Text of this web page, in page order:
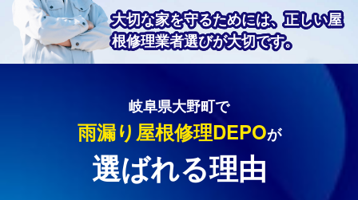
大切な家を守るためには、正しい屋
根修理業者選びが大切です。
岐阜県大野町で
雨漏り屋根修理DEPOが
選ばれる理由